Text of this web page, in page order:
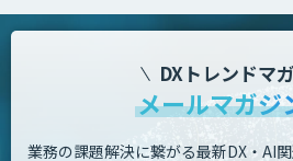
DXトレンドマ
メールマガジ
業務の課題解決に繋がる最新DX・AI